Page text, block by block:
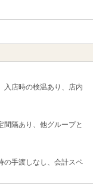
入店時の検温あり、店内
隔あり、他グループと
の手渡しなし、会計スペ